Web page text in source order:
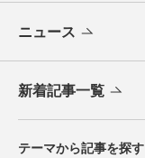
ニュース
新着記事一覧
テーマから記事を探す